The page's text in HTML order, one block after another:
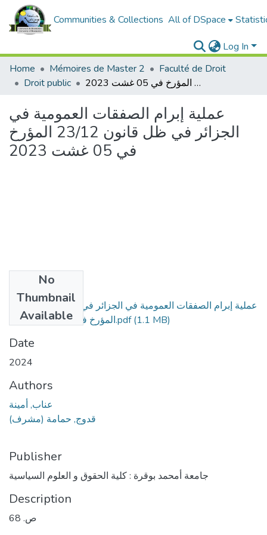
Communities & Collections All of DSpace
Log In
Home
Mémoires de Master 2
Faculté de Droit
Droit public
عملية إبرام الصفقات العمومية في الجزائر في ظل قانون 23/12 المؤرخ في 05 غشت 2023
عملية إبرام الصفقات العمومية في
الجزائر في ظل قانون 23/12 المؤرخ
في 05 غشت 2023
No
Thumbnail
Available
عملية إبرام الصفقات العمومية في الجزائر في ظل قانون 23-12
المؤرخ في 05 غشت 2023.pdf(1.1 MB)
Date
2024
Authors
عناب, أمينة
قدوج, حمامة (مشرف)
Publisher
جامعة أمحمد بوقرة : كلية الحقوق و العلوم السياسية
Description
ص. 68